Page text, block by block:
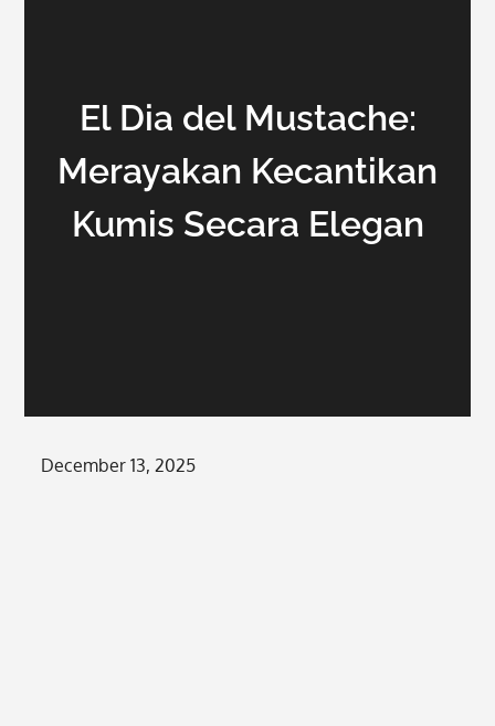
El Dia del Mustache:
Merayakan Kecantikan
Kumis Secara Elegan
Posted
December 13, 2025